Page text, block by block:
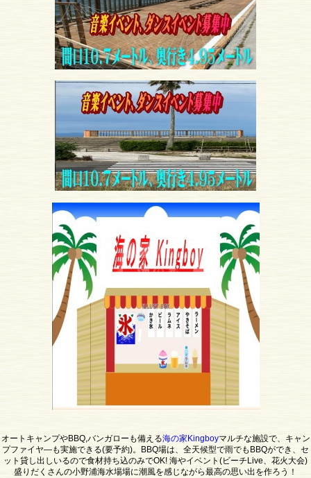
オートキャンプやBBQ,バンガローも備える海の家Kingboyマルチな施設で、キャン
プファイヤ―も実施できる(要予約)。BBQ場は、全天候型で雨でもBBQができ、セ
ット貸し出しいるので食材持ち込のみでOK! 海やイベント(ビーチLive、花火大会)
盛りだくさんの小野浦海水場場に潮風を感じながら最高の思い出を作ろう！